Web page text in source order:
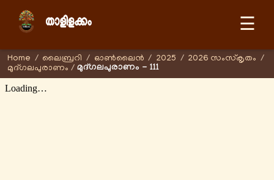
☰
Home / ലൈബ്രറി / ഓണ്‍ലൈന്‍ / 2025 / 2026 സംസ്കൃതം /
മുദ്ഗലപുരാണം / മുദ്ഗലപുരാണം - 111